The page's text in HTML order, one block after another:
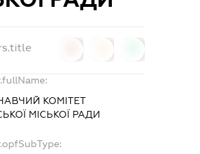
КОМІТЕТ
МІСЬКОЇ РАДИ